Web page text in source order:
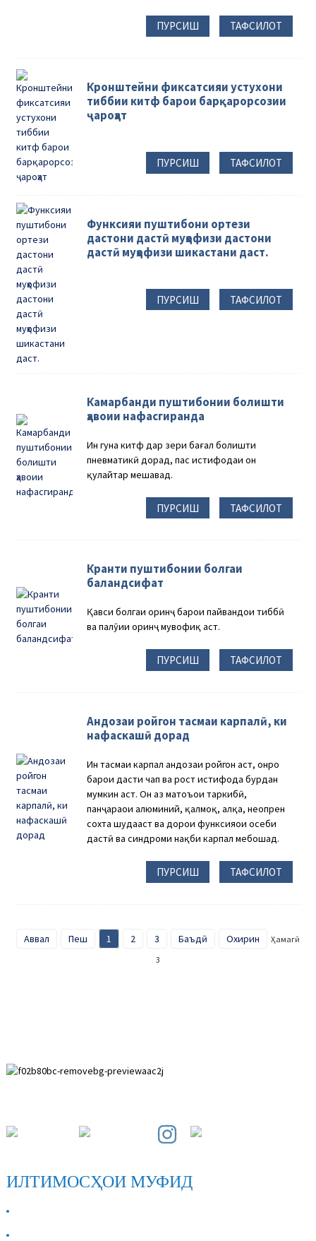
ПУРСИШ ТАФСИЛОТ
Кронштейни фиксатсияи устухони
тиббии китф барои барқарорсозии
ҷароҳат
ПУРСИШ ТАФСИЛОТ
Функсияи пуштибони ортези
дастони дастӣ муҳофизи дастони
дастӣ муҳофизи шикастани даст.
ПУРСИШ ТАФСИЛОТ
Камарбанди пуштибонии болишти
ҳавоии нафасгиранда
Ин гуна китф дар зери бағал болишти
пневматикӣ дорад, пас истифодаи он
қулайтар мешавад.
ПУРСИШ ТАФСИЛОТ
Кранти пуштибонии болгаи
баландсифат
Қавси болгаи оринҷ барои пайвандҳои тиббӣ
ва паҳлӯии оринҷ мувофиқ аст.
ПУРСИШ ТАФСИЛОТ
Андозаи ройгон тасмаи карпалӣ, ки
нафаскашӣ дорад
Ин тасмаи карпал андозаи ройгон аст, онро
барои дасти чап ва рост истифода бурдан
мумкин аст. Он аз матоъҳои таркибӣ,
панҷараҳои алюминий, қалмоқ, ҳалқа, неопрен
сохта шудааст ва дорои функсияҳои осеби
дастӣ ва синдроми нақби карпал мебошад.
ПУРСИШ ТАФСИЛОТ
Аввал Пеш 1 2 3 Баъдӣ Охирин
Ҳамагӣ
3
ИЛТИМОСҲОИ МУФИД